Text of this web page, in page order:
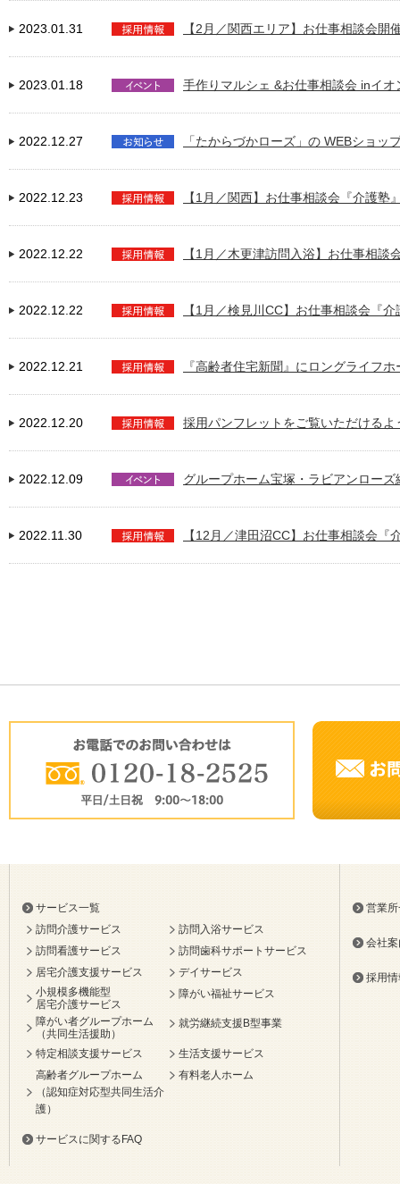
2023.01.31 【2月／関西エリア】お仕事相談会開
2023.01.18 手作りマルシェ &お仕事相談会 inイオ
2022.12.27 「たからづかローズ」の WEBショッ
2022.12.23 【1月／関西】お仕事相談会『介護塾
2022.12.22 【1月／木更津訪問入浴】お仕事相談
2022.12.22 【1月／検見川CC】お仕事相談会『
2022.12.21 『高齢者住宅新聞』にロングライフ
2022.12.20 採用パンフレットをご覧いただけるよ
2022.12.09 グループホーム宝塚・ラビアンロー
2022.11.30 【12月／津田沼CC】お仕事相談会『
サービス一覧
訪問介護サービス
訪問入浴サービス
訪問看護サービス
訪問歯科サポートサービス
居宅介護支援サービス
デイサービス
小規模多機能型
居宅介護サービス
障がい福祉サービス
障がい者グループホーム
（共同生活援助）
就労継続支援B型事業
特定相談支援サービス
生活支援サービス
高齢者グループホーム
（認知症対応型共同生活介
護）
有料老人ホーム
サービスに関するFAQ
営業
会社
採用